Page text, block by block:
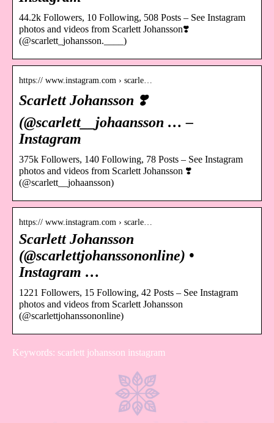
44.2k Followers, 10 Following, 508 Posts – See Instagram
photos and videos from Scarlett Johansson❣️
(@scarlett_johansson.____)
https:// www.instagram.com › scarle…
Scarlett Johansson ❣️
(@scarlett__johaansson … –
Instagram
375k Followers, 140 Following, 78 Posts – See Instagram
photos and videos from Scarlett Johansson ❣️
(@scarlett__johaansson)
https:// www.instagram.com › scarle…
Scarlett Johansson
(@scarlettjohanssononline) •
Instagram …
1221 Followers, 15 Following, 42 Posts – See Instagram
photos and videos from Scarlett Johansson
(@scarlettjohanssononline)
Keywords: scarlett johansson instagram